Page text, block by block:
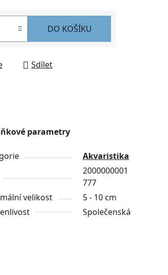
DO KOŠÍKU
Sdílet
parametry
Akvaristika
2000000001
777
velikost
5 - 10 cm
Společenská